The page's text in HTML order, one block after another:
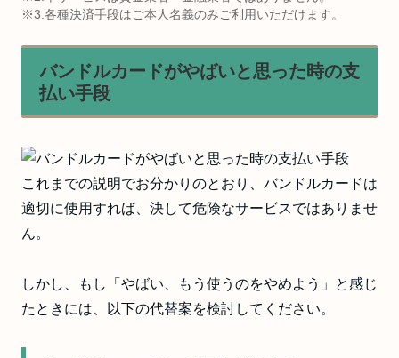
※3.各種決済手段はご本人名義のみご利用いただけます。
バンドルカードがやばいと思った時の支
払い手段
これまでの説明でお分かりのとおり、バンドルカードは
適切に使用すれば、決して危険なサービスではありませ
ん。
しかし、もし「やばい、もう使うのをやめよう」と感じ
たときには、以下の代替案を検討してください。